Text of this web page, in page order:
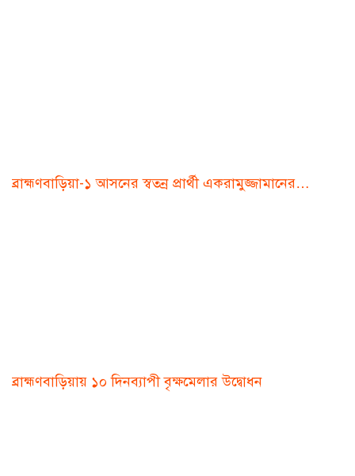
ব্রাহ্মণবাড়িয়া-১ আসনের স্বতন্র প্রার্থী একরামুজ্জামানের…
ব্রাহ্মণবাড়িয়ায় ১০ দিনব্যাপী বৃক্ষমেলার উদ্বোধন